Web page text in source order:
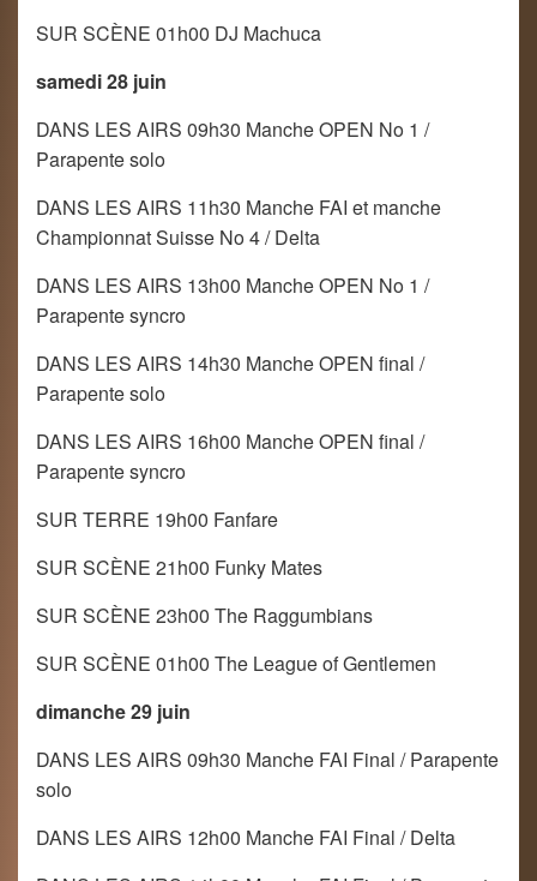
SUR SCÈNE 01h00 DJ Machuca
samedi 28 juin
DANS LES AIRS 09h30 Manche OPEN No 1 /
Parapente solo
DANS LES AIRS 11h30 Manche FAI et manche
Championnat Suisse No 4 / Delta
DANS LES AIRS 13h00 Manche OPEN No 1 /
Parapente syncro
DANS LES AIRS 14h30 Manche OPEN final /
Parapente solo
DANS LES AIRS 16h00 Manche OPEN final /
Parapente syncro
SUR TERRE 19h00 Fanfare
SUR SCÈNE 21h00 Funky Mates
SUR SCÈNE 23h00 The Raggumbians
SUR SCÈNE 01h00 The League of Gentlemen
dimanche 29 juin
DANS LES AIRS 09h30 Manche FAI Final / Parapente
solo
DANS LES AIRS 12h00 Manche FAI Final / Delta